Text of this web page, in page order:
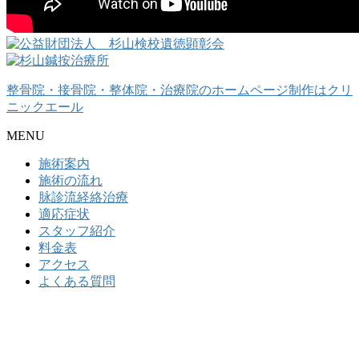
整骨院・接骨院・整体院・治療院のホームページ制作はクリ
ニックエール
MENU
施術案内
施術の流れ
脉診流経絡治療
適応症状
スタッフ紹介
料金表
アクセス
よくある質問